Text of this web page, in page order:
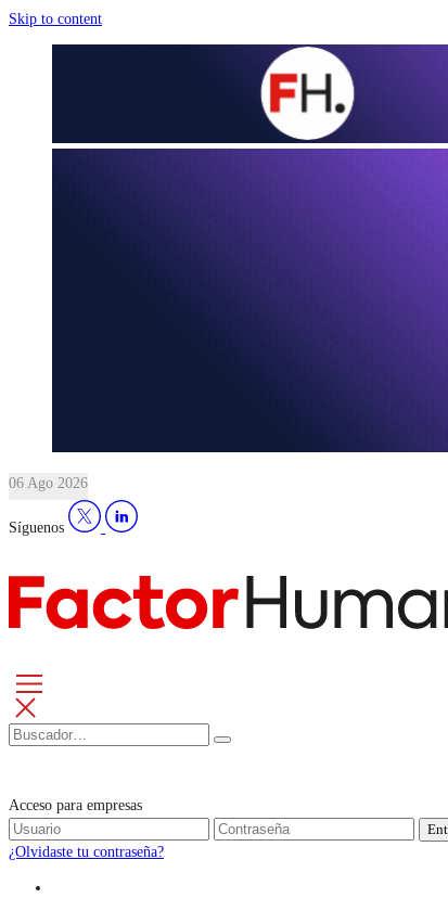
Skip to content
06 Ago 2026
Síguenos
Acceso para empresas
¿Olvidaste tu contraseña?